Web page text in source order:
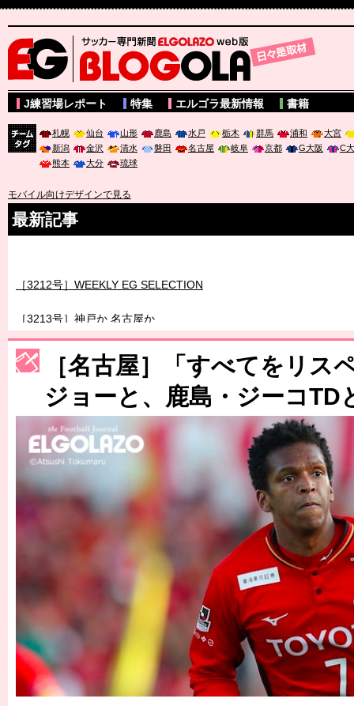
サッカー専門新聞ELGOLAZO web版 BLOGOLA
J練習場レポート 特集 エルゴラ最新情報 書籍
札幌 仙台 山形 鹿島 水戸 栃木 群馬 浦和
大宮
新潟
金沢 清水 磐田 名古屋 岐阜 京都 G大阪
C
熊本
大分 琉球
モバイル向けデザインで見る
最新記事
［3212号］WEEKLY EG SELECTION
［3213号］神戸か 名古屋か
［3214号］WEST制覇
［3215号］WEEKLY EG SELECTION
［3216号］行く末占うラストワン
［3217号］最高の景色へ出国
［3218号］WEEKLY EG SELECTION
［3219号］特別な覇者へ 大逆転か連破か
［3220号］伝説の王者、黄金のシャーレ
［名古屋］「すべてをリス
ジョーと、鹿島・ジーコTD